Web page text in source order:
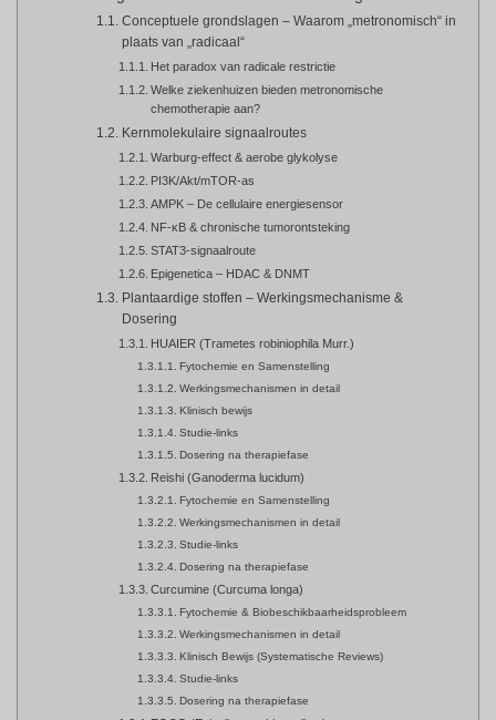
Conceptuele grondslagen – Waarom „metronomisch“ in
plaats van „radicaal“
Het paradox van radicale restrictie
Welke ziekenhuizen bieden metronomische
chemotherapie aan?
Kernmolekulaire signaalroutes
Warburg-effect & aerobe glykolyse
PI3K/Akt/mTOR-as
AMPK – De cellulaire energiesensor
NF-κB & chronische tumorontsteking
STAT3-signaalroute
Epigenetica – HDAC & DNMT
Plantaardige stoffen – Werkingsmechanisme &
Dosering
HUAIER (Trametes robiniophila Murr.)
Fytochemie en Samenstelling
Werkingsmechanismen in detail
Klinisch bewijs
Studie-links
Dosering na therapiefase
Reishi (Ganoderma lucidum)
Fytochemie en Samenstelling
Werkingsmechanismen in detail
Studie-links
Dosering na therapiefase
Curcumine (Curcuma longa)
Fytochemie & Biobeschikbaarheidsprobleem
Werkingsmechanismen in detail
Klinisch Bewijs (Systematische Reviews)
Studie-links
Dosering na therapiefase